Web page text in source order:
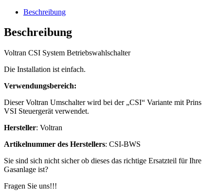
Beschreibung
Beschreibung
Voltran CSI System Betriebswahlschalter
Die Installation ist einfach.
Verwendungsbereich:
Dieser Voltran Umschalter wird bei der „CSI“ Variante mit Prins
VSI Steuergerät verwendet.
Hersteller: Voltran
Artikelnummer des Herstellers: CSI-BWS
Sie sind sich nicht sicher ob dieses das richtige Ersatzteil für Ihre
Gasanlage ist?
Fragen Sie uns!!!